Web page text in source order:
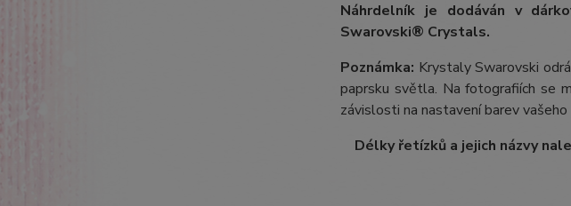
Náhrdelník je dodáván v
Swarovski® Crystals.
Poznámka: Krystaly Swarovski
paprsku světla. Na fotografiích se
závislosti na nastavení barev
Délky řetízků a jejich názvy